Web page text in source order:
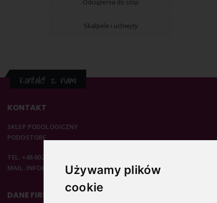
Używamy plików
cookie
Odciążenia do stóp
Skalpele i uchwyty
Kontakt z nami
KONTAKT
SKLEP PODOLOGICZNY
PODOSTORE
TEL. +48 602 537 894
MAIL. INFO@PODOSTORE.PL
DANE FIRMOWE